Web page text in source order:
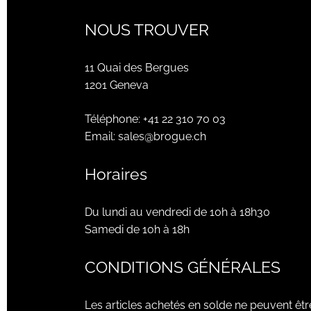
NOUS TROUVER
11 Quai des Bergues
1201 Geneva
Téléphone: +41 22 310 70 03
Email: sales@brogue.ch
Horaires
Du lundi au vendredi de 10h à 18h30
Samedi de 10h à 18h
CONDITIONS GÉNÉRALES
Les articles achetés en solde ne peuvent